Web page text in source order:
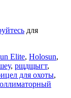
для
Elite, Holosun,
, рщдщыгт,
для охоты,